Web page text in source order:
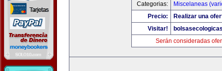
Categorias:
Miscelaneas
Precio:
Realizar una
Visitar!
Serán consideradas